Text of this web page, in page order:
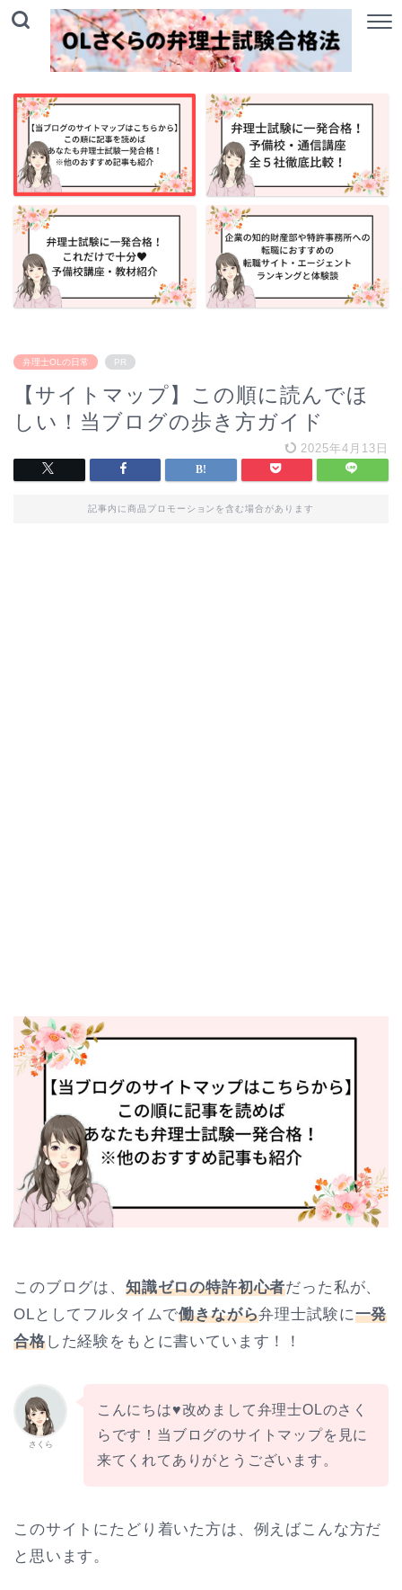
弁理士OLの日常 PR
【サイトマップ】この順に読んでほ
しい！当ブログの歩き方ガイド
2025年4月13日
記事内に商品プロモーションを含む場合があります
このブログは、 知識ゼロの特許初心者だった私が、
OLとしてフルタイムで働きながら弁理士試験に一発
合格した経験をもとに書いています！！
さくら
こんにちは♥改めまして弁理士OLのさく
らです！当ブログのサイトマップを見に
来てくれてありがとうございます。
このサイトにたどり着いた方は、例えばこんな方だ
と思います。